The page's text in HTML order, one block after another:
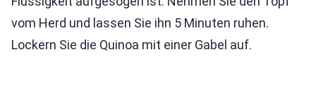
vom Herd und lassen Sie ihn 5 Minuten ruhen.
Lockern Sie die Quinoa mit einer Gabel auf.